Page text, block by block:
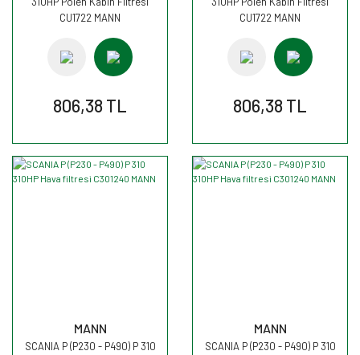
CU1722 MANN
806,38 TL
CU1722 MANN
806,38 TL
MANN
SCANIA P (P230 - P490) P 310
MANN
SCANIA P (P230 - P490) P 310